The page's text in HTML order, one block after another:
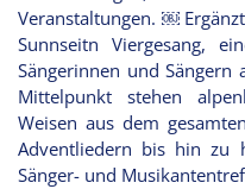
Veranstaltungen. ￼
Sunnseitn Viergesang,
Sängerinnen und Sängern
Mittelpunkt stehen
Weisen aus dem
Adventliedern bis hin zu
Sänger- und